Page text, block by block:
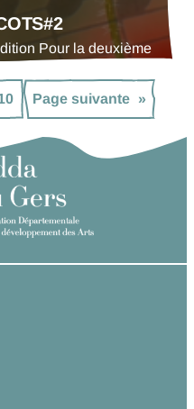
Pour la deuxième
avec
du Gers et la DRAC
à cette
Miradoux, de
Au total, 160 élèves
Page suivante »